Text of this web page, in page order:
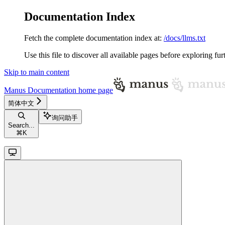
Documentation Index
Fetch the complete documentation index at: /docs/llms.txt
Use this file to discover all available pages before exploring
Skip to main content
Manus Documentation home page
简体中文
Search...
⌘ K
询问助手